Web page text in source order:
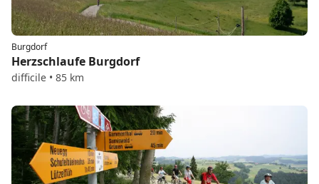
Burgdorf
Herzschlaufe Burgdorf
difficile • 85 km